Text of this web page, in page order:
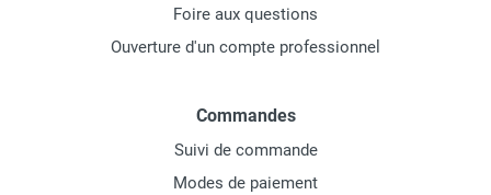
Foire aux questions
Ouverture d'un compte professionnel
Commandes
Suivi de commande
Modes de paiement